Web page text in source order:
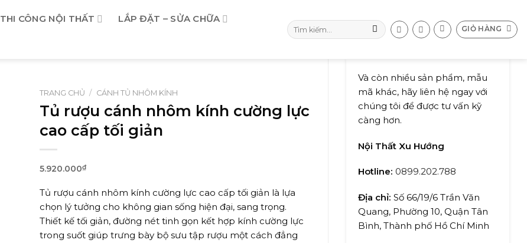
THI CÔNG NỘI THẤT
LẮP ĐẶT – SỬA CHỮA
Tìm
kiếm:
GIỎ HÀNG
Và còn nhiều sản phẩm, mẫu
mã khác, hãy liên hệ ngay với
chúng tôi để được tư vấn kỹ
càng hơn.
Nội Thất Xu Hướng
Hotline: 0899.202.788
Địa chỉ: Số 66/19/6 Trần Văn
Quang, Phường 10, Quận Tân
Bình, Thành phố Hồ Chí Minh
TRANG CHỦ / CÁNH TỦ NHÔM KÍNH
Tủ rượu cánh nhôm kính cường lực
cao cấp tối giản
5.920.000₫
Tủ rượu cánh nhôm kính cường lực cao cấp tối giản là lựa
chọn lý tưởng cho không gian sống hiện đại, sang trọng.
Thiết kế tối giản, đường nét tinh gọn kết hợp kính cường lực
trong suốt giúp trưng bày bộ sưu tập rượu một cách đẳng